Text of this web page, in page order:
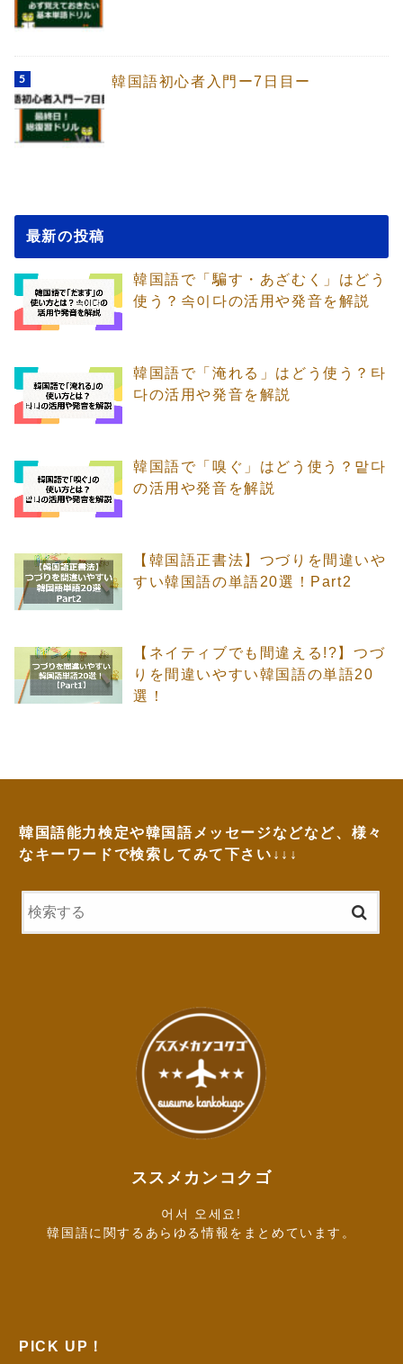
韓国語初心者入門ー7日目ー
最新の投稿
韓国語で「騙す・あざむく」はどう
使う？속이다の活用や発音を解説
韓国語で「淹れる」はどう使う？타
다の活用や発音を解説
韓国語で「嗅ぐ」はどう使う？맡다
の活用や発音を解説
【韓国語正書法】つづりを間違いや
すい韓国語の単語20選！Part2
【ネイティブでも間違える!?】つづ
りを間違いやすい韓国語の単語20
選！
韓国語能力検定や韓国語メッセージなどなど、様々
なキーワードで検索してみて下さい↓↓↓
ススメカンコクゴ
어서 오세요!
韓国語に関するあらゆる情報をまとめています。
PICK UP！